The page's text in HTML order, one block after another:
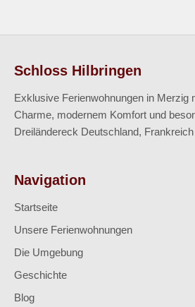
Schloss Hilbringen
Exklusive Ferienwohnungen in Merzig
Charme, modernem Komfort und
Dreiländereck Deutschland,
Navigation
Startseite
Unsere Ferienwohnungen
Die Umgebung
Geschichte
Blog